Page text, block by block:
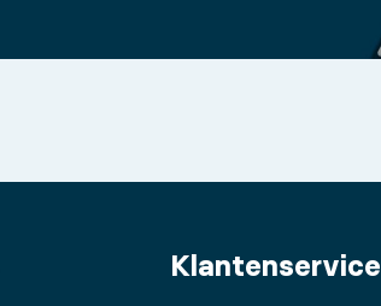
Klantenservice